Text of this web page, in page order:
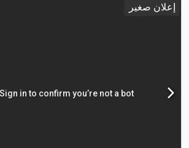
إعلان صغير